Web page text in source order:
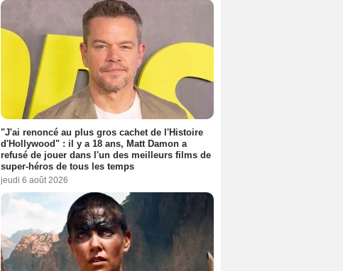
"J'ai renoncé au plus gros cachet de l'Histoire
d'Hollywood" : il y a 18 ans, Matt Damon a
refusé de jouer dans l'un des meilleurs films de
super-héros de tous les temps
jeudi 6 août 2026